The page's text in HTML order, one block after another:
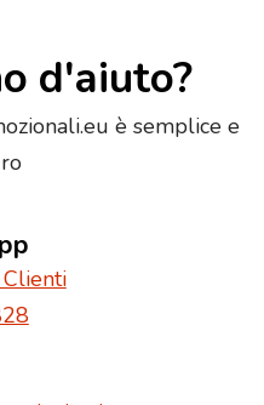
d'aiuto?
è semplice e
Clienti